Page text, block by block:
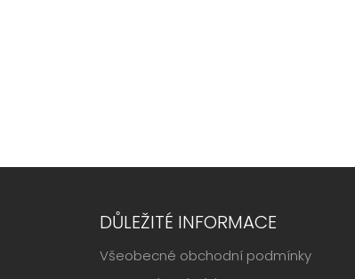
DŮLEŽITÉ INFORMACE
Všeobecné obchodní podmínky